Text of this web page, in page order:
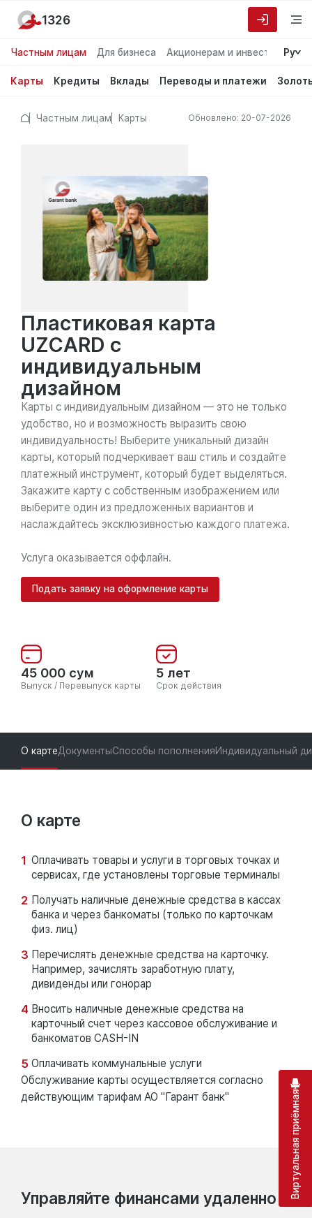
Частным лицам Для бизнеса Акционерам и инвесторам
Ру
Карты Кредиты Вклады Переводы и платежи
1326
Частным лицам Карты Обновлено: 20-07-2026
Пластиковая карта
UZCARD с
индивидуальным
дизайном
Карты с индивидуальным дизайном — это не только
удобство, но и возможность выразить свою
индивидуальность! Выберите уникальный дизайн
карты, который подчеркивает ваш стиль и создайте
платежный инструмент, который будет выделяться.
Закажите карту с собственным изображением или
выберите один из предложенных вариантов и
наслаждайтесь эксклюзивностью каждого платежа.
Услуга оказывается оффлайн.
Подать заявку на оформление карты
45 000 сум
Выпуск / Перевыпуск карты
5 лет
Срок действия
О картеДокументыСпособы пополненияИндивидуальный
О карте
Оплачивать товары и услуги в торговых точках и
сервисах, где установлены торговые терминалы
Получать наличные денежные средства в кассах
банка и через банкоматы (только по карточкам
физ. лиц)
Перечислять денежные средства на карточку.
Например, зачислять заработную плату,
дивиденды или гонорар
Вносить наличные денежные средства на
карточный счет через кассовое обслуживание и
банкоматов CASH-IN
Оплачивать коммунальные услуги
Обслуживание карты осуществляется согласно
действующим тарифам АО "Гарант банк"
Управляйте финансами удаленно Виртуальная приёмная